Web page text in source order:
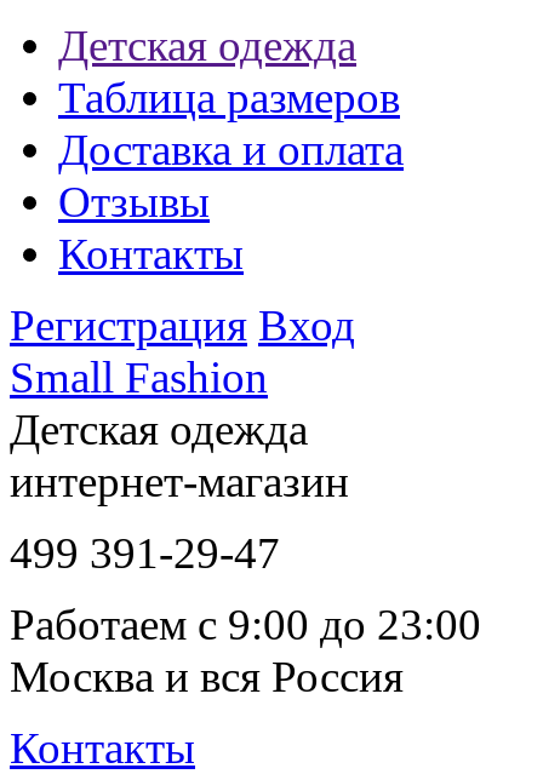
Детская одежда
Таблица размеров
Доставка и оплата
Отзывы
Контакты
Регистрация Вход
Small Fashion
Детская одежда
интернет-магазин
499 391-29-47
Работаем с 9:00 до 23:00
Москва и вся Россия
Контакты